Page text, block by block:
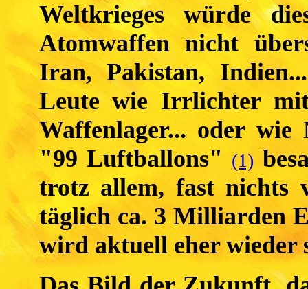
Weltkrieges würde
Atomwaffen nicht
Iran, Pakistan,
Leute wie Irrlichter
Waffenlager... oder
"99 Luftballons" (1)
trotz allem, fast nichts
täglich ca. 3 Milliarden
wird aktuell eher wieder